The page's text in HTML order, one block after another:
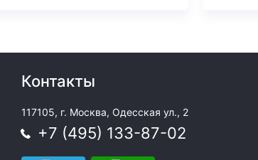
Контакты
117105, г. Москва, Одесская ул., 2
+7 (495) 133-87-02